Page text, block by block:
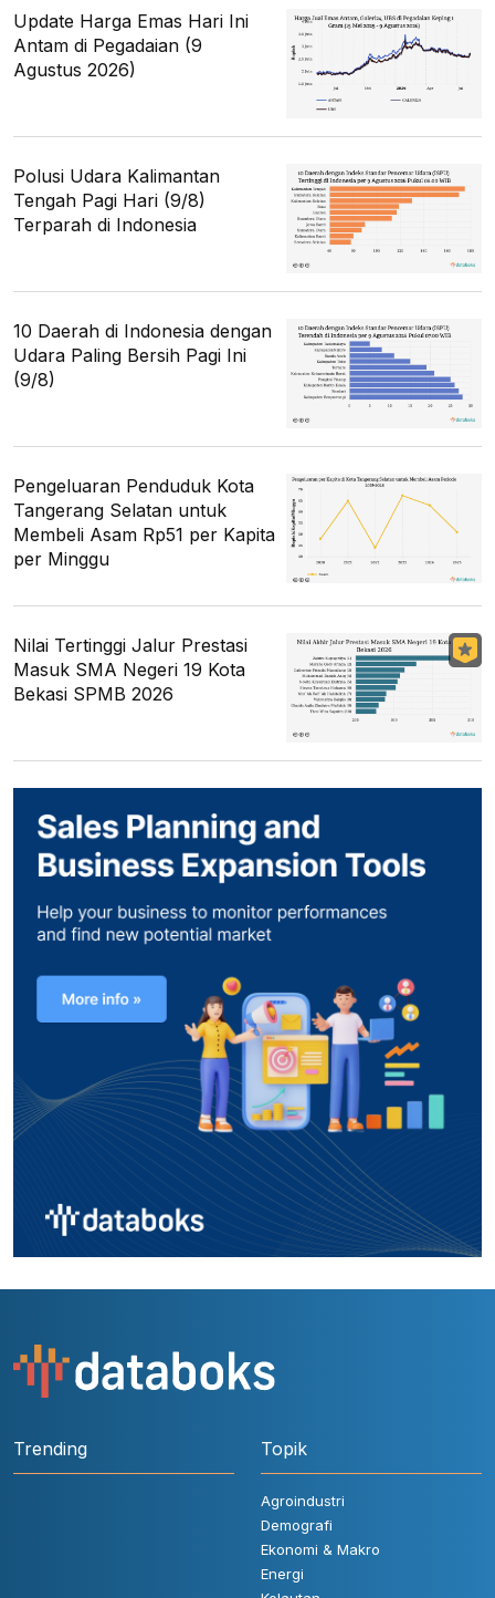
Update Harga Emas Hari Ini
Antam di Pegadaian (9
Agustus 2026)
Polusi Udara Kalimantan
Tengah Pagi Hari (9/8)
Terparah di Indonesia
10 Daerah di Indonesia dengan
Udara Paling Bersih Pagi Ini
(9/8)
Pengeluaran Penduduk Kota
Tangerang Selatan untuk
Membeli Asam Rp51 per Kapita
per Minggu
Nilai Tertinggi Jalur Prestasi
Masuk SMA Negeri 19 Kota
Bekasi SPMB 2026
Trending Topik
Agroindustri
Demografi
Ekonomi & Makro
Energi